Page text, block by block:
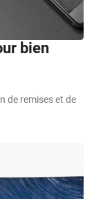
bien
de remises et de